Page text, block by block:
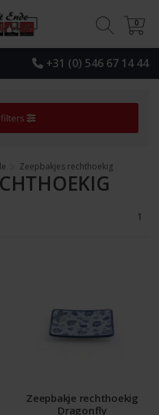
+31 (0) 546 67 14 44
0
0
Zeepbakjes rechthoekig
1
Zeepbakje rechthoekig
Dragonfly